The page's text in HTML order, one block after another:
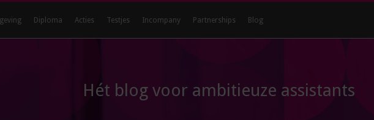
Diploma Acties Testjes Incompany Partnerships Blog
Hét blog voor ambitieuze assistants